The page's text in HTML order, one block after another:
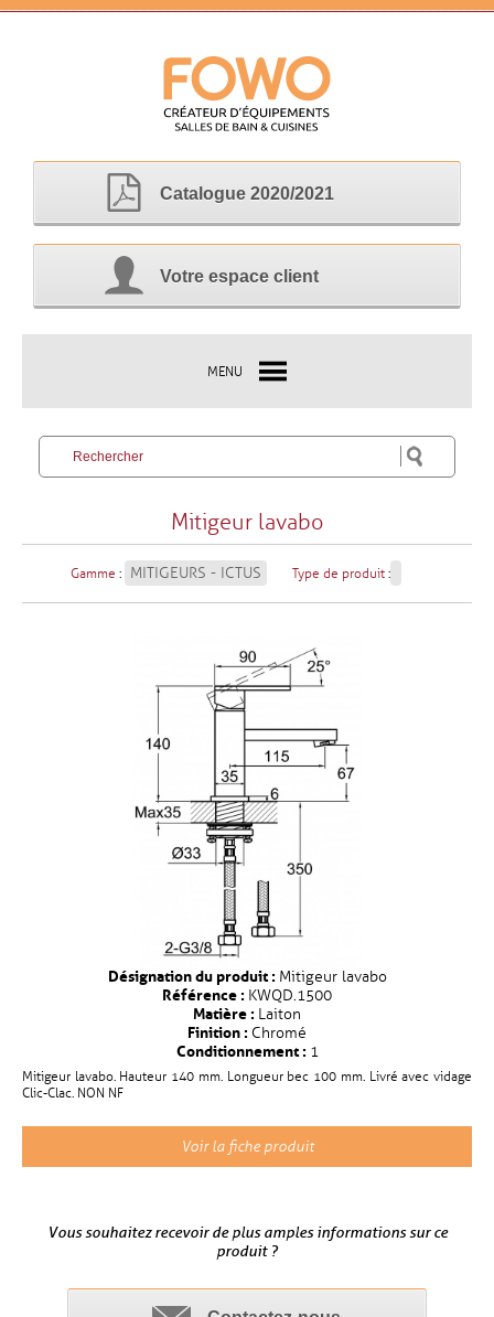
Catalogue 2020/2021
Votre espace client
MENU
Mitigeur lavabo
Gamme : MITIGEURS - ICTUS Type de produit :
Désignation du produit : Mitigeur lavabo
Référence : KWQD.1500
Matière : Laiton
Finition : Chromé
Conditionnement : 1
Mitigeur lavabo. Hauteur 140 mm. Longueur bec 100 mm. Livré avec vidage
Clic-Clac. NON NF
Voir la fiche produit
Vous souhaitez recevoir de plus amples informations sur ce
produit ?